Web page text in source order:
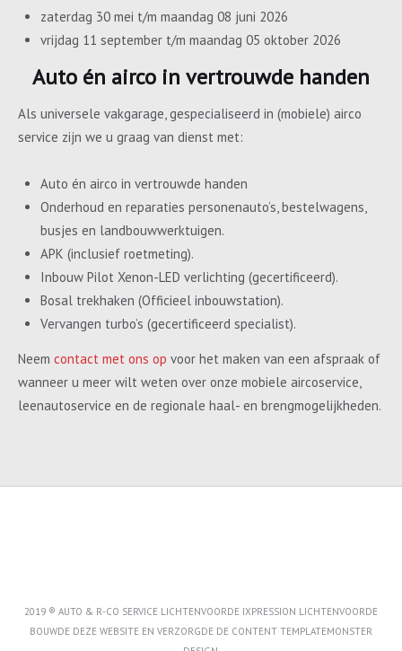
zaterdag 30 mei t/m maandag 08 juni 2026
vrijdag 11 september t/m maandag 05 oktober 2026
Auto én airco in vertrouwde handen
Als universele vakgarage, gespecialiseerd in (mobiele) airco
service zijn we u graag van dienst met:
Auto én airco in vertrouwde handen
Onderhoud en reparaties personenauto’s, bestelwagens,
busjes en landbouwwerktuigen.
APK (inclusief roetmeting).
Inbouw Pilot Xenon-LED verlichting (gecertificeerd).
Bosal trekhaken (Officieel inbouwstation).
Vervangen turbo’s (gecertificeerd specialist).
Neem contact met ons op voor het maken van een afspraak of
wanneer u meer wilt weten over onze mobiele aircoservice,
leenautoservice en de regionale haal- en brengmogelijkheden.
2019 ® AUTO & R-CO SERVICE LICHTENVOORDE IXPRESSION LICHTENVOORDE
BOUWDE DEZE WEBSITE EN VERZORGDE DE CONTENT TEMPLATEMONSTER